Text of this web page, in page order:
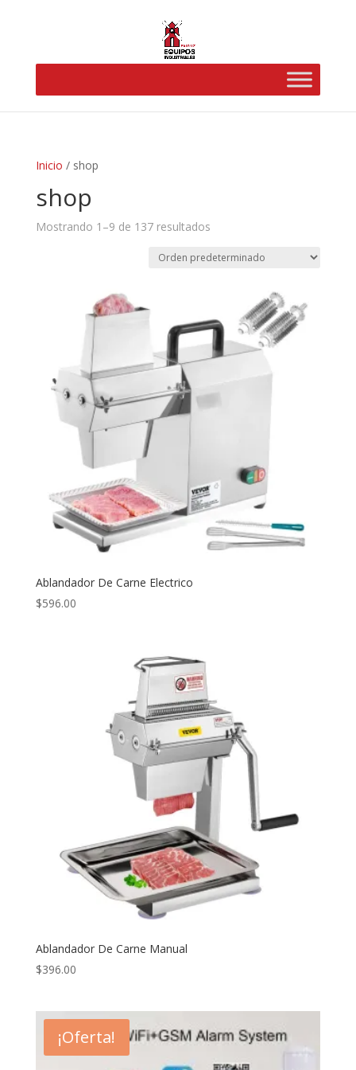
Inicio / shop
shop
Mostrando 1–9 de 137 resultados
Ablandador De Carne Electrico
$596.00
Ablandador De Carne Manual
$396.00
¡Oferta!